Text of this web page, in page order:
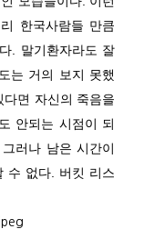
한국사람들 만큼
. 말기환자라도 잘
는 거의 보지 못했
면 자신의 죽음을
안되는 시점이 되
러나 남은 시간이
수 없다. 버킷 리스